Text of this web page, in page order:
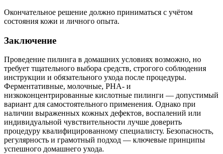
Окончательное решение должно приниматься с учётом
состояния кожи и личного опыта.
Заключение
Проведение пилинга в домашних условиях возможно, но
требует тщательного выбора средств, строгого соблюдения
инструкции и обязательного ухода после процедуры.
Ферментативные, молочные, PHA- и
низкоконцентрированные кислотные пилинги — допустимый
вариант для самостоятельного применения. Однако при
наличии выраженных кожных дефектов, воспалений или
индивидуальной чувствительности лучше доверить
процедуру квалифицированному специалисту. Безопасность,
регулярность и грамотный подход — ключевые принципы
успешного домашнего ухода.